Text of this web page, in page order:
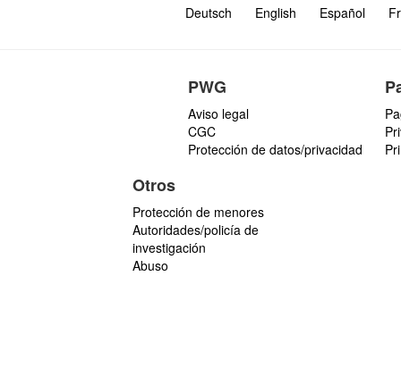
Deutsch English Español
PWG
Aviso legal
CGC
Protección de datos/privacidad
Otros
Protección de menores
Autoridades/policía de
investigación
Abuso